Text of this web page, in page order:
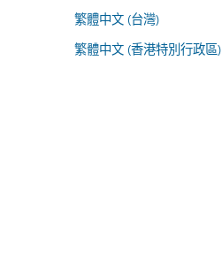
繁體中文 (台灣)
繁體中文 (香港特別行政區)